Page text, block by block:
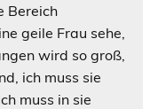
Bereich
geile Frau sehe,
wird so groß,
ich muss sie
muss in sie